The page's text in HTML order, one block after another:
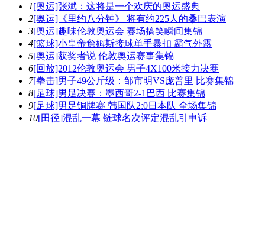
1[奥运]张斌：这将是一个欢庆的奥运盛典
2[奥运]《里约八分钟》 将有约225人的桑巴表演
3[奥运]趣味伦敦奥运会 赛场搞笑瞬间集锦
4[篮球]小皇帝詹姆斯接球单手暴扣 霸气外露
5[奥运]获奖者说 伦敦奥运赛事集锦
6[回放]2012伦敦奥运会 男子4X100米接力决赛
7[拳击]男子49公斤级：邹市明VS庞普里 比赛集锦
8[足球]男足决赛：墨西哥2-1巴西 比赛集锦
9[足球]男足铜牌赛 韩国队2:0日本队 全场集锦
10[田径]混乱一幕 链球名次评定混乱引申诉